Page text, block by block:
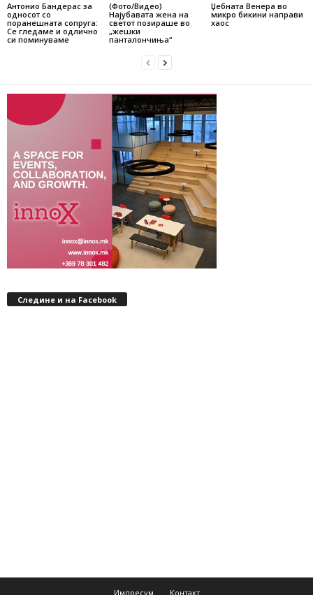
Антонио Бандерас за
односот со
поранешната сопруга:
Се гледаме и одлично
си поминуваме
(Фото/Видео)
Најубавата жена на
светот позираше во
„жешки
панталончиња“
Џебната Венера во
микро бикини направи
хаос
Следине и на Facebook
Импресум Контакт